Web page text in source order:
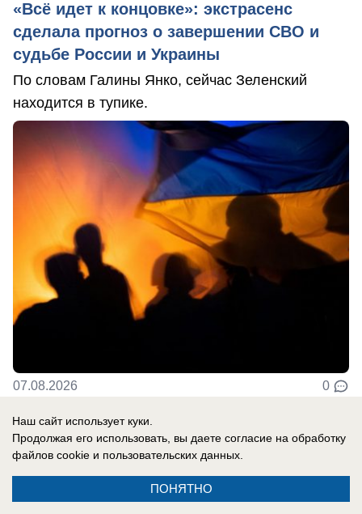
«Всё идет к концовке»: экстрасенс
сделала прогноз о завершении СВО и
судьбе России и Украины
По словам Галины Янко, сейчас Зеленский
находится в тупике.
07.08.2026 0
В России
«Да, я толстая»: дочь Розы Сябитовой
ответила хейтерам, называвшим ее
«свиноматкой»
Наш сайт использует куки.
Продолжая его использовать, вы даете согласие на обработку
файлов cookie и пользовательских данных.
ПОНЯТНО